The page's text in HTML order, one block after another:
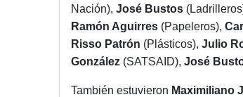
Nación), José Bustos
Ramón Aguirres (Papeleros),
Risso Patrón (Plásticos), Julio
González (SATSAID), José
También estuvieron Maximiliano